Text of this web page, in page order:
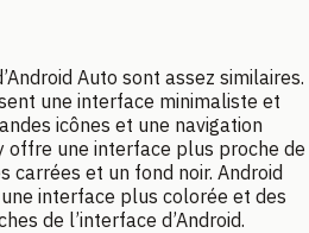
Auto sont assez similaires.
une interface minimaliste et
icônes et une navigation
offre une interface plus proche de
carrées et un fond noir. Android
interface plus colorée et des
de l’interface d’Android.